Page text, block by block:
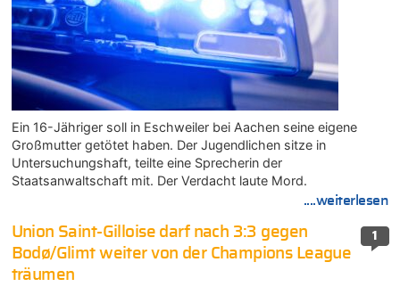
Ein 16-Jähriger soll in Eschweiler bei Aachen seine eigene
Großmutter getötet haben. Der Jugendlichen sitze in
Untersuchungshaft, teilte eine Sprecherin der
Staatsanwaltschaft mit. Der Verdacht laute Mord.
....weiterlesen
1
Union Saint-Gilloise darf nach 3:3 gegen
Bodø/Glimt weiter von der Champions League
träumen